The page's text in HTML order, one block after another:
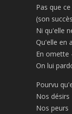
Pas que
(son
Ni qu'elle
Qu'elle en
En omette
On lui
Pourvu
Nos désirs
Nos peurs